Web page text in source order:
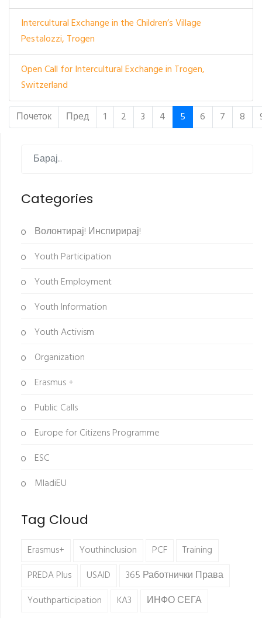
Intercultural Exchange in the Children’s Village
Pestalozzi, Trogen
Open Call for Intercultural Exchange in Trogen,
Switzerland
Почеток Пред 1 2 3 4 5 6 7 8
Categories
Волонтирај! Инспирирај!
Youth Participation
Youth Employment
Youth Information
Youth Activism
Organization
Erasmus +
Public Calls
Europe for Citizens Programme
ESC
MladiEU
Tag Cloud
Erasmus+ Youthinclusion PCF
Training
PREDA Plus
USAID
365 Работнички Права
Youthparticipation
KA3 ИНФО СЕГА